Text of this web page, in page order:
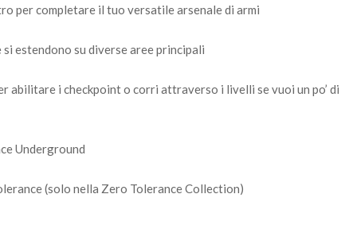
per completare il tuo versatile arsenale di armi
estendono su diverse aree principali
abilitare i checkpoint o corri attraverso i livelli se vuoi un po’ di
Underground
(solo nella Zero Tolerance Collection)